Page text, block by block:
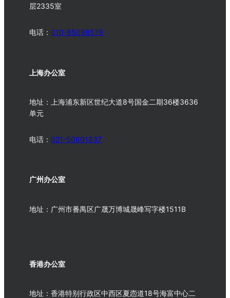
层2335室
电话：010-85098578
上海办公室
地址：上海浦东新区世纪大道8号国金二期36楼3636
单元
电话：021-50601837
广州办公室
地址：广州市番禺区广晟万博城晟峰写字楼1511B
香港办公室
地址：香港特别行政区中西区夏悫道18号海富中心二